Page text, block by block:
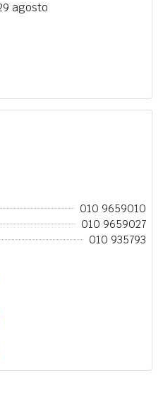
agosto
010 9659010
010 9659027
010 935793